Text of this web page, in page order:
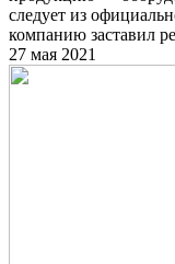
следует из
компанию заставил
27 мая 2021